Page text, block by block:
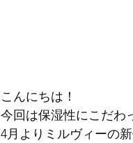
こんにちは！
今回は保湿性にこだわ
4月よりミルヴィーの